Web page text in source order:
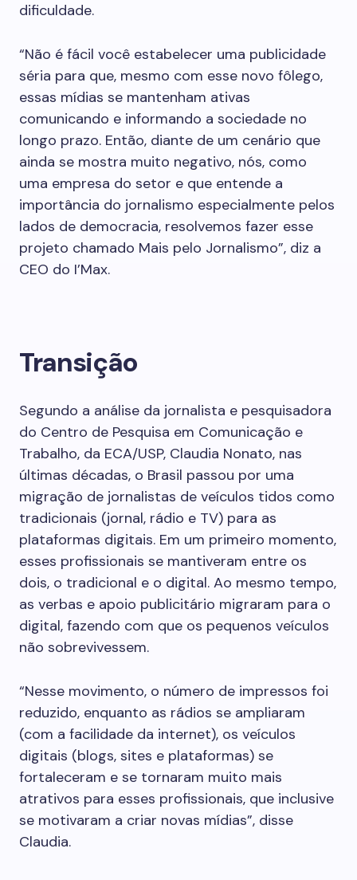
dificuldade.
“Não é fácil você estabelecer uma publicidade
séria para que, mesmo com esse novo fôlego,
essas mídias se mantenham ativas
comunicando e informando a sociedade no
longo prazo. Então, diante de um cenário que
ainda se mostra muito negativo, nós, como
uma empresa do setor e que entende a
importância do jornalismo especialmente pelos
lados de democracia, resolvemos fazer esse
projeto chamado Mais pelo Jornalismo”, diz a
CEO do I’Max.
Transição
Segundo a análise da jornalista e pesquisadora
do Centro de Pesquisa em Comunicação e
Trabalho, da ECA/USP, Claudia Nonato, nas
últimas décadas, o Brasil passou por uma
migração de jornalistas de veículos tidos como
tradicionais (jornal, rádio e TV) para as
plataformas digitais. Em um primeiro momento,
esses profissionais se mantiveram entre os
dois, o tradicional e o digital. Ao mesmo tempo,
as verbas e apoio publicitário migraram para o
digital, fazendo com que os pequenos veículos
não sobrevivessem.
“Nesse movimento, o número de impressos foi
reduzido, enquanto as rádios se ampliaram
(com a facilidade da internet), os veículos
digitais (blogs, sites e plataformas) se
fortaleceram e se tornaram muito mais
atrativos para esses profissionais, que inclusive
se motivaram a criar novas mídias”, disse
Claudia.